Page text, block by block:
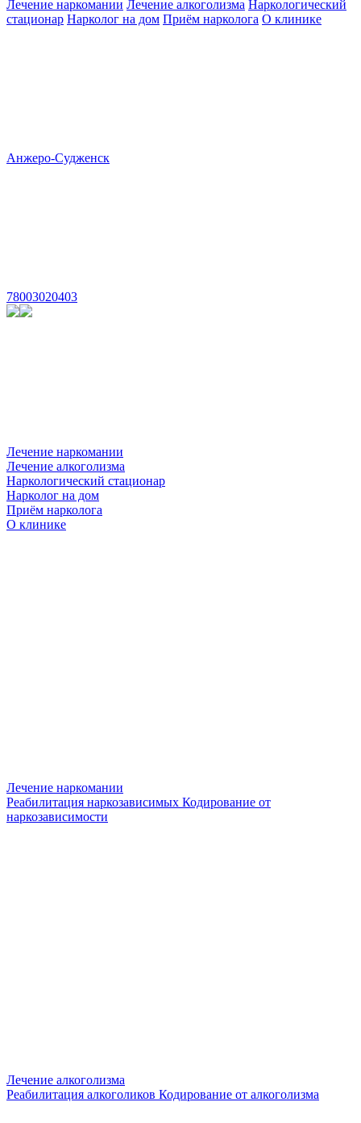
Лечение наркомании Лечение алкоголизма Наркологический
стационар Нарколог на дом Приём нарколога О клинике
Анжеро-Судженск
78003020403
Лечение наркомании
Лечение алкоголизма
Наркологический стационар
Нарколог на дом
Приём нарколога
О клинике
Лечение наркомании
Реабилитация наркозависимых Кодирование от
наркозависимости
Лечение алкоголизма
Реабилитация алкоголиков Кодирование от алкоголизма